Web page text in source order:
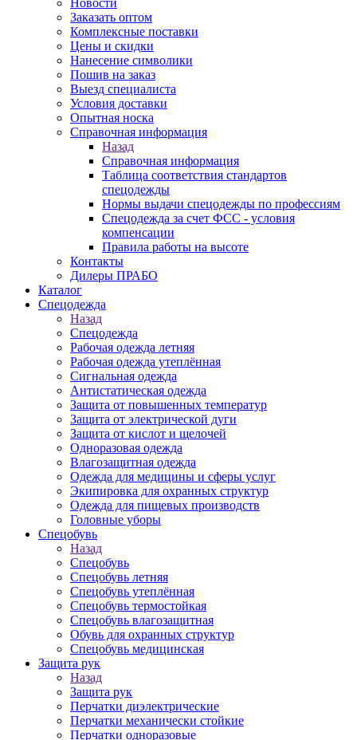
Новости
Заказать оптом
Комплексные поставки
Цены и скидки
Нанесение символики
Пошив на заказ
Выезд специалиста
Условия доставки
Опытная носка
Справочная информация
Назад
Справочная информация
Таблица соответствия стандартов
спецодежды
Нормы выдачи спецодежды по профессиям
Спецодежда за счет ФСС - условия
компенсации
Правила работы на высоте
Контакты
Дилеры ПРАБО
Каталог
Спецодежда
Назад
Спецодежда
Рабочая одежда летняя
Рабочая одежда утеплённая
Сигнальная одежда
Антистатическая одежда
Защита от повышенных температур
Защита от электрической дуги
Защита от кислот и щелочей
Одноразовая одежда
Влагозащитная одежда
Одежда для медицины и сферы услуг
Экипировка для охранных структур
Одежда для пищевых производств
Головные уборы
Спецобувь
Назад
Спецобувь
Спецобувь летняя
Спецобувь утеплённая
Спецобувь термостойкая
Спецобувь влагозащитная
Обувь для охранных структур
Спецобувь медицинская
Защита рук
Назад
Защита рук
Перчатки диэлектрические
Перчатки механически стойкие
Перчатки одноразовые